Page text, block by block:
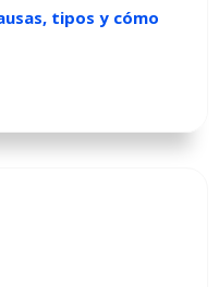
tipos y cómo